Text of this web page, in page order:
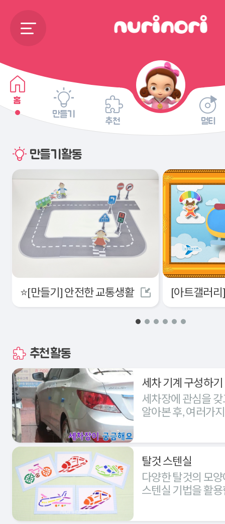
홈
만들기
추천 멀티
만들기활동
⭐[만들기] 안전한 교통생활
추천활동
세차 기계 구성하기
세차장에 관심을
알아본 후, 여러가
탈것 스텐실
다양한 탈것의 모
스텐실 기법을 활